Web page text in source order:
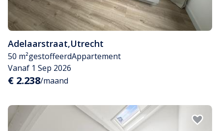
Adelaarstraat,Utrecht
50 m²gestoffeerdAppartement
Vanaf 1 Sep 2026
€ 2.238/maand